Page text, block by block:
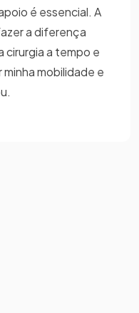
é essencial. A
a diferença
cirurgia a tempo e
mobilidade e